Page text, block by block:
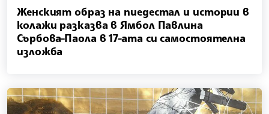
Женският образ на пиедестал и истории в
колажи разказва в Ямбол Павлина
Сърбова-Паола в 17-ата си самостоятелна
изложба